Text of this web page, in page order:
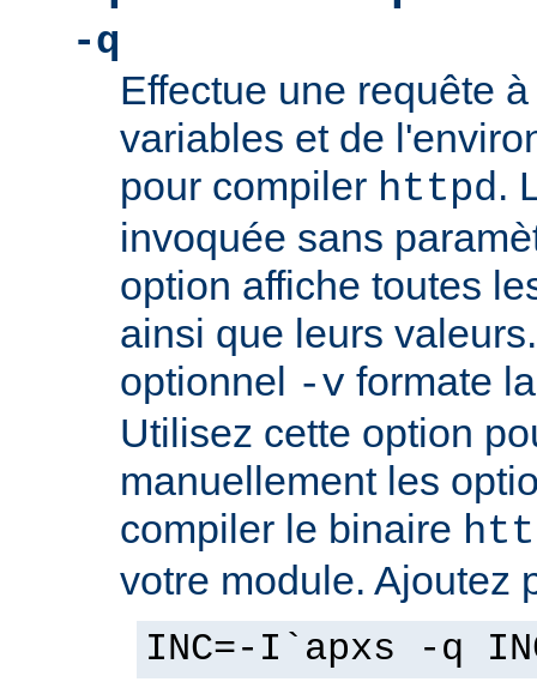
-q
Effectue une requête
variables et de
pour compiler httpd.
invoquée sans
option affiche toutes
ainsi que leurs
optionnel -v formate
Utilisez cette option
manuellement les
compiler le binaire
votre module. Ajoutez
INC=-I`apxs -q